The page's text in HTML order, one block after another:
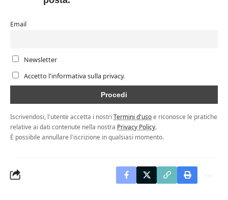
Email
Newsletter
Accetto l'informativa sulla privacy.
Iscrivendosi, l'utente accetta i nostri Termini d'usoe riconosce le pratiche
relative ai dati contenute nella nostra Privacy Policy.
È possibile annullare l'iscrizione in qualsiasi momento.